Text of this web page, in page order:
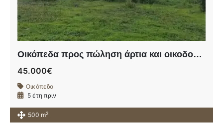
Οικόπεδα προς πώληση άρτια και οικοδομήσιμα στον Αλικιανό (Δήμος Πλατανιάς).
45.000€
Οικόπεδο
5 έτη πριν
500 m2